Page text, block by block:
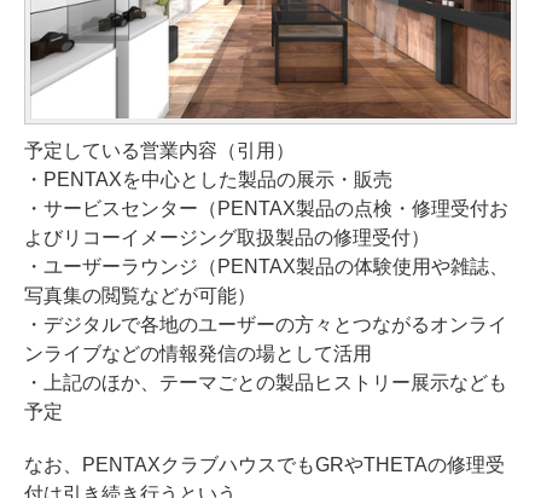
予定している営業内容（引用）
・PENTAXを中心とした製品の展示・販売
・サービスセンター（PENTAX製品の点検・修理受付お
よびリコーイメージング取扱製品の修理受付）
・ユーザーラウンジ（PENTAX製品の体験使用や雑誌、
写真集の閲覧などが可能）
・デジタルで各地のユーザーの方々とつながるオンライ
ンライブなどの情報発信の場として活用
・上記のほか、テーマごとの製品ヒストリー展示なども
予定
なお、PENTAXクラブハウスでもGRやTHETAの修理受